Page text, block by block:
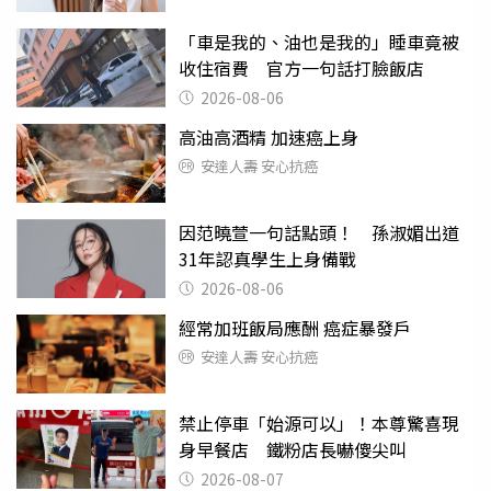
「車是我的、油也是我的」睡車竟被
收住宿費 官方一句話打臉飯店
2026-08-06
高油高酒精 加速癌上身
安達人壽 安心抗癌
因范曉萱一句話點頭！ 孫淑媚出道
31年認真學生上身備戰
2026-08-06
經常加班飯局應酬 癌症暴發戶
安達人壽 安心抗癌
禁止停車「始源可以」！本尊驚喜現
身早餐店 鐵粉店長嚇傻尖叫
2026-08-07